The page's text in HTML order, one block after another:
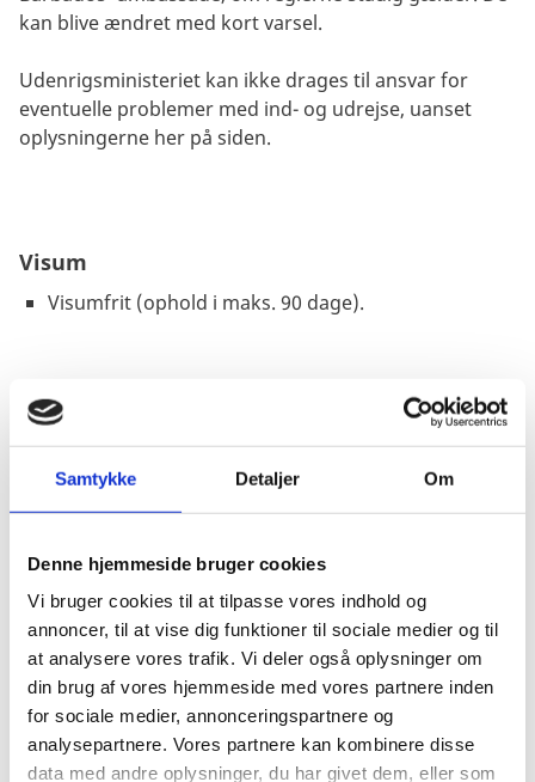
Samtykke Detaljer Om
Denne hjemmeside bruger cookies
Vi bruger cookies til at tilpasse vores indhold og
annoncer, til at vise dig funktioner til sociale medier og til
at analysere vores trafik. Vi deler også oplysninger om
din brug af vores hjemmeside med vores partnere inden
for sociale medier, annonceringspartnere og
analysepartnere. Vores partnere kan kombinere disse
data med andre oplysninger, du har givet dem, eller som
kan blive ændret med kort varsel.
Udenrigsministeriet kan ikke drages til ansvar for
eventuelle problemer med ind- og udrejse, uanset
oplysningerne her på siden.
Visum
Visumfrit (ophold i maks. 90 dage).
Pas
Pas skal være gyldigt under opholdet.
Passet må ikke være beskadiget.
Danske forlængede pas anerkendes ved ind- og
Danske nødpas (provisoriske pas) anerkendes ved
ind- og udrejse.
EU-nødpas anerkendes ved ind- og udrejse.
Tjek på forhånd om et eventuelt transitland på
rejsen anerkender et dansk nødpas eller et EU-
nødpas. Kontakt transitlandets ambassade.
Visse viseringer og stempler i dit pas kan medføre,